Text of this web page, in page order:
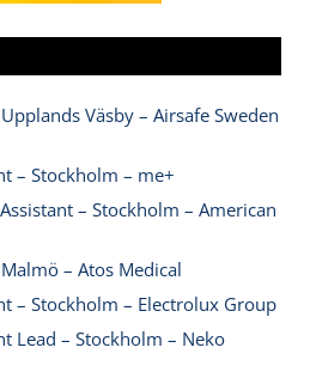
Väsby – Airsafe Sweden
– Stockholm – me+
– Stockholm – American
– Atos Medical
– Stockholm – Electrolux Group
Lead – Stockholm – Neko